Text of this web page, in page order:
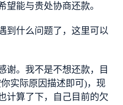
望能与贵处协商还款。
到什么问题了，这里可以
谢。我不是不想还款，目
实际原因描述即可)，现
计算了下，自己目前的欠